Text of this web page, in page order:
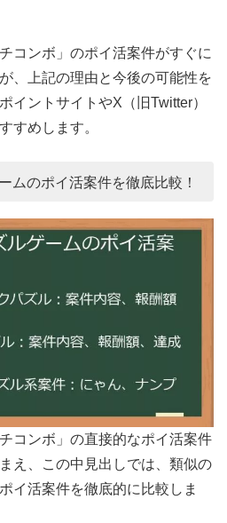
コンボ」のポイ活案件がすぐに
、上記の理由と今後の可能性を
イントサイトやX（旧Twitter）
すめします。
ムのポイ活案件を徹底比較！
コンボ」の直接的なポイ活案件
え、この中見出しでは、類似の
イ活案件を徹底的に比較しま